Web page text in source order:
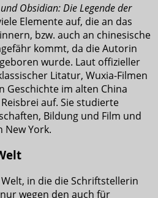
Obsidian: Die Legende der
Elemente auf, die an das
bzw. auch an chinesische
kommt, da die Autorin
wurde. Laut offizieller
Litatur, Wuxia-Filmen
Geschichte im alten China
auf. Sie studierte
Bildung und Film und
New York.
in die die Schriftstellerin
wegen den auch für